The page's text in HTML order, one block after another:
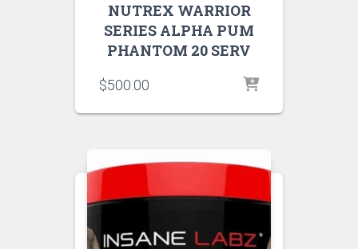
NUTREX WARRIOR
SERIES ALPHA PUM
PHANTOM 20 SERV
$500.00